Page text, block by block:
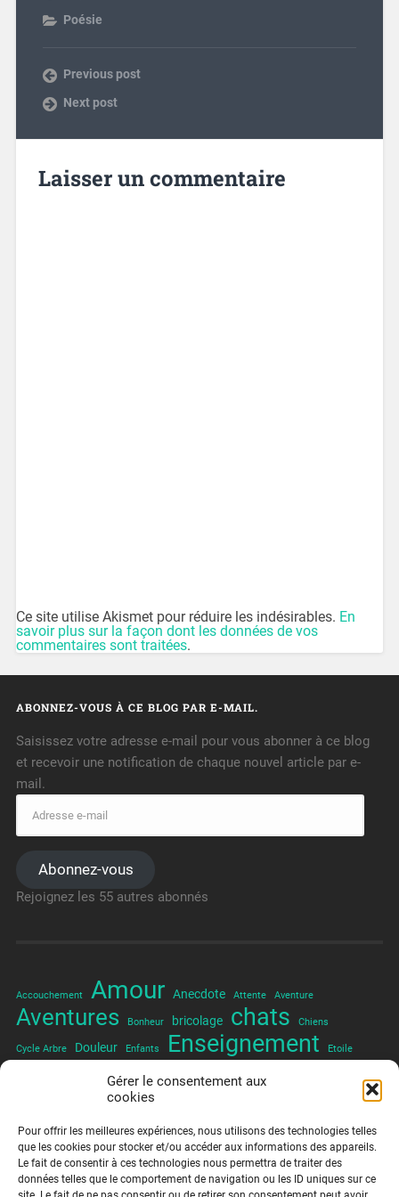
Gérer le consentement aux
cookies
Pour offrir les meilleures expériences, nous utilisons des technologies telles
que les cookies pour stocker et/ou accéder aux informations des appareils.
Le fait de consentir à ces technologies nous permettra de traiter des
données telles que le comportement de navigation ou les ID uniques sur ce
Poésie
Previous post
Next post
Laisser un commentaire
Ce site utilise Akismet pour réduire les indésirables. En
savoir plus sur la façon dont les données de vos
commentaires sont traitées.
ABONNEZ-VOUS À CE BLOG PAR E-MAIL.
Saisissez votre adresse e-mail pour vous abonner à ce blog
et recevoir une notification de chaque nouvel article par e-
mail.
Abonnez-vous
Rejoignez les 55 autres abonnés
Accouchement Amour Anecdote Attente Aventure
Aventures Bonheur bricolage chats Chiens
Cycle Arbre Douleur Enfants Enseignement Etoile
Fin d'année France
Humour Mare
Patience Photographe Photographie Poisson
Promenades Réunion Rêve Temps Tendresse
terreur Tranquillié Tristesse Vie voeux